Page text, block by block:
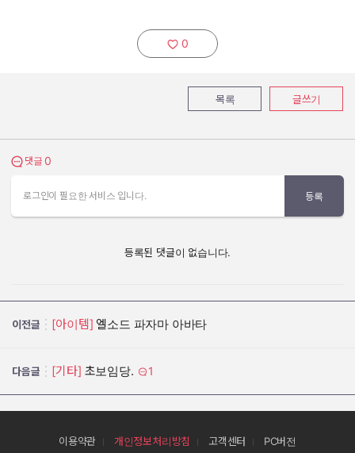
추천하기:
0
목록 글쓰기
댓글 보기
댓글 0
로그인이 필요한 서비스 입니다. 등록
등록된 댓글이 없습니다.
이전글 [아이템] 엘소드 파자마 아바타
다음글 [기타] 초보임당. 1
이용약관 개인정보처리방침 고객센터 PC버전